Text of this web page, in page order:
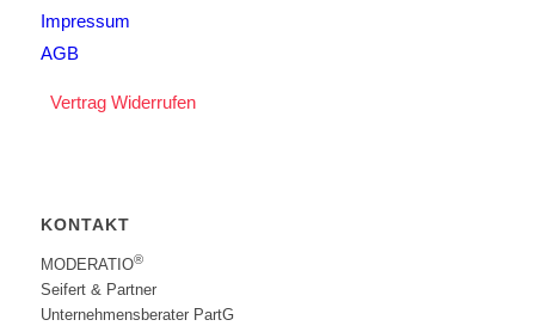
Impressum
AGB
Vertrag Widerrufen
KONTAKT
MODERATIO®
Seifert & Partner
Unternehmensberater PartG